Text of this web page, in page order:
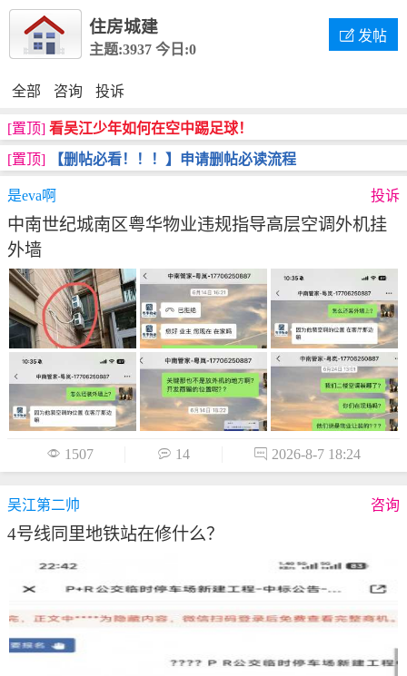
 发帖
住房城建
主题:3937 今日:0
全部 咨询 投诉
[置顶] 看吴江少年如何在空中踢足球！
[置顶]
【删帖必看！！！】申请删帖必读流程
是eva啊 投诉
中南世纪城南区粤华物业违规指导高层空调外机挂
外墙
 1507  14  2026-8-7 18:24
吴江第二帅 咨询
4号线同里地铁站在修什么？